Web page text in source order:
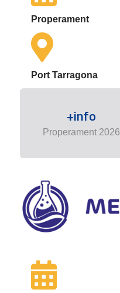
Properament
Port Tarragona
+info
Properament 2026